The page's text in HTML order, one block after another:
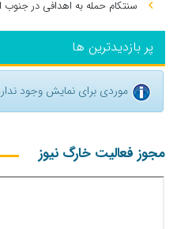
سنتکام حمله به اهدافی در جنوب
پر بازدیدترین ها
موردی برای نمایش وجود
مجوز فعالیت خارگ نیوز